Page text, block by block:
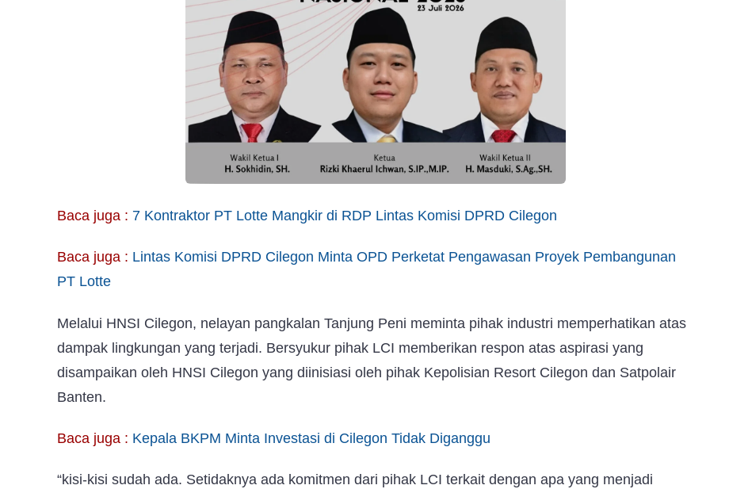
Baca juga : 7 Kontraktor PT Lotte Mangkir di RDP Lintas Komisi DPRD Cilegon
Baca juga : Lintas Komisi DPRD Cilegon Minta OPD Perketat Pengawasan Proyek Pembangunan
PT Lotte
Melalui HNSI Cilegon, nelayan pangkalan Tanjung Peni meminta pihak industri memperhatikan atas
dampak lingkungan yang terjadi. Bersyukur pihak LCI memberikan respon atas aspirasi yang
disampaikan oleh HNSI Cilegon yang diinisiasi oleh pihak Kepolisian Resort Cilegon dan Satpolair
Banten.
Baca juga : Kepala BKPM Minta Investasi di Cilegon Tidak Diganggu
“kisi-kisi sudah ada. Setidaknya ada komitmen dari pihak LCI terkait dengan apa yang menjadi